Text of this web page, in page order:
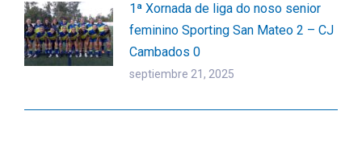
1ª Xornada de liga do noso senior
feminino Sporting San Mateo 2 – CJ
Cambados 0
septiembre 21, 2025